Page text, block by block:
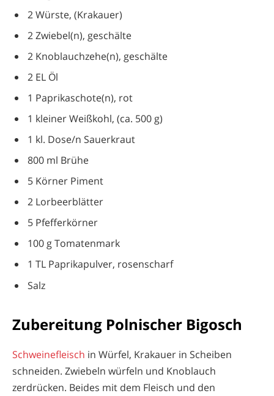
2 Würste, (Krakauer)
2 Zwiebel(n), geschälte
2 Knoblauchzehe(n), geschälte
2 EL Öl
1 Paprikaschote(n), rot
1 kleiner Weißkohl, (ca. 500 g)
1 kl. Dose/n Sauerkraut
800 ml Brühe
5 Körner Piment
2 Lorbeerblätter
5 Pfefferkörner
100 g Tomatenmark
1 TL Paprikapulver, rosenscharf
Salz
Zubereitung Polnischer Bigosch
Schweinefleisch in Würfel, Krakauer in Scheiben
schneiden. Zwiebeln würfeln und Knoblauch
zerdrücken. Beides mit dem Fleisch und den